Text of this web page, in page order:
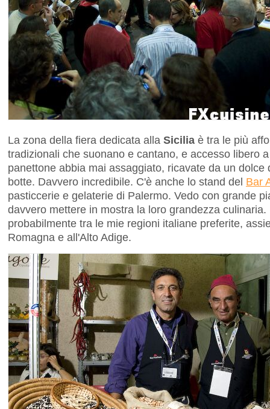
La zona della fiera dedicata alla Sicilia è tra le più
tradizionali che suonano e cantano, e accesso libero
panettone abbia mai assaggiato, ricavate da un dolce
botte. Davvero incredibile. C'è anche lo stand del Bar
pasticcerie e gelaterie di Palermo. Vedo con grande
davvero mettere in mostra la loro grandezza
probabilmente tra le mie regioni italiane preferite,
Romagna e all'Alto Adige.